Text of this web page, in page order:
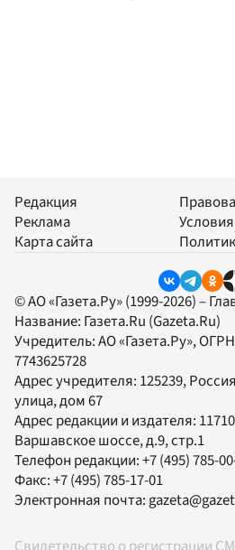
Редакция
Реклама
Карта сайта
© АО «Газета.Ру» (1999-2026) –
Название: Газета.Ru (Gazeta.Ru)
Учредитель:АО «Газета.Ру»,
7743625728
Адрес учредителя: 125239,
улица, дом 67
Адрес редакции и издателя:
Варшавское шоссе, д.9, стр.1
Телефон редакции:+7 (495) 785-
Факс:+7 (495) 785-17-01
Электронная почта: